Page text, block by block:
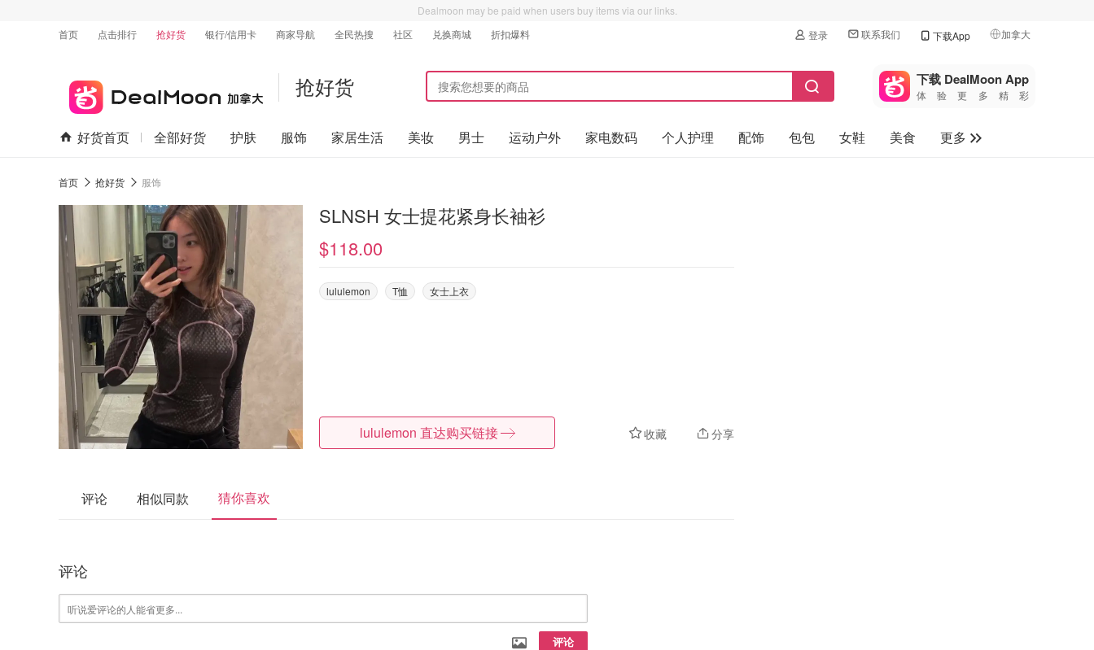
Dealmoon may be paid when users buy items via our links.
首页
点击排行 抢好货 银行/信用卡 商家导航 全民热搜 社区 兑换商城 折扣爆料 登录 联系我们 下载App 加拿大
🇺🇸
美国
🇨🇳中国
🇨🇦加拿大
抢好货 下载 DealMoon App
体验更多精彩
好货首页 全部好货 护肤 服饰 家居生活 美妆 男士 运动户外 家电数码 个人护理 配饰 包包 女鞋 美食
更多
首页 抢好货 服饰
SLNSH 女士提花紧身长袖衫
$118.00
lululemon T恤 女士上衣
收藏 分享
lululemon 直达购买链接
评论 相似同款 猜你喜欢
评论
评论